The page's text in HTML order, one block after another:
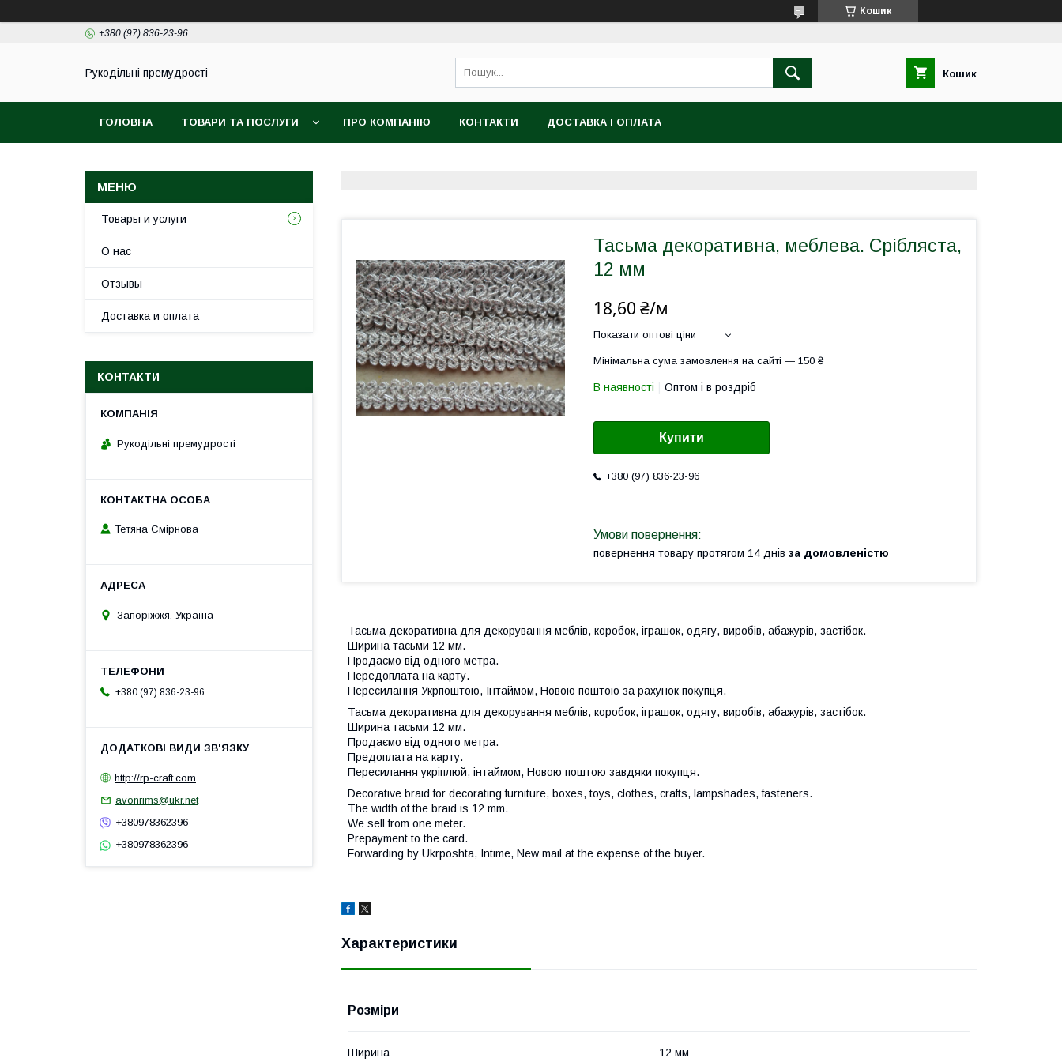
Кошик
+380 (97) 836-23-96
Рукодільні премудрості Кошик
ГОЛОВНА ТОВАРИ ТА ПОСЛУГИ ПРО КОМПАНІЮ КОНТАКТИ ДОСТАВКА І ОПЛАТА
Тасьма декоративна, меблева. Срібляста,
12 мм
18,60 ₴/м
Показати оптові ціни
Мінімальна сума замовлення на сайті — 150 ₴
В наявності Оптом і в роздріб
Купити
+380 (97) 836-23-96
повернення товару протягом 14 днів за домовленістю
Тасьма декоративна для декорування меблів, коробок, іграшок, одягу, виробів, абажурів, застібок.
Ширина тасьми 12 мм.
Продаємо від одного метра.
Передоплата на карту.
Пересилання Укрпоштою, Інтаймом, Новою поштою за рахунок покупця.
Тасьма декоративна для декорування меблів, коробок, іграшок, одягу, виробів, абажурів, застібок.
Ширина тасьми 12 мм.
Продаємо від одного метра.
Предоплата на карту.
Пересилання укріплюй, інтаймом, Новою поштою завдяки покупця.
Decorative braid for decorating furniture, boxes, toys, clothes, crafts, lampshades, fasteners.
The width of the braid is 12 mm.
We sell from one meter.
Prepayment to the card.
Forwarding by Ukrposhta, Intime, New mail at the expense of the buyer.
Характеристики
Розміри
Ширина 12 мм
Товары и услуги
О нас
Отзывы
Доставка и оплата
КОНТАКТИ
Рукодільні премудрості
Тетяна Смірнова
Запоріжжя, Україна
+380 (97) 836-23-96
http://rp-craft.com
avonrims@ukr.net
+380978362396
+380978362396